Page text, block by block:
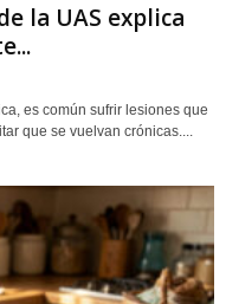
la UAS explica
es común sufrir lesiones que
que se vuelvan crónicas....